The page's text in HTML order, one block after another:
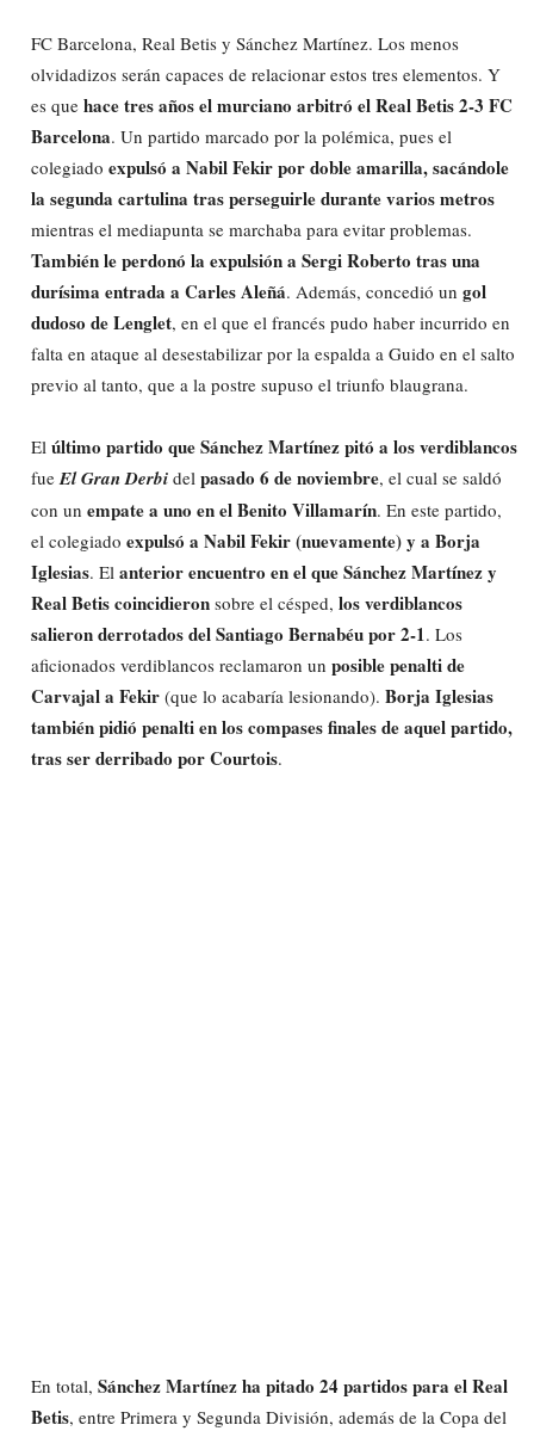
FC Barcelona, Real Betis y Sánchez Martínez. Los menos
olvidadizos serán capaces de relacionar estos tres elementos. Y
es que hace tres años el murciano arbitró el Real Betis 2-3 FC
Barcelona. Un partido marcado por la polémica, pues el
colegiado expulsó a Nabil Fekir por doble amarilla, sacándole
la segunda cartulina tras perseguirle durante varios metros
mientras el mediapunta se marchaba para evitar problemas.
También le perdonó la expulsión a Sergi Roberto tras una
durísima entrada a Carles Aleñá. Además, concedió un gol
dudoso de Lenglet, en el que el francés pudo haber incurrido en
falta en ataque al desestabilizar por la espalda a Guido en el salto
previo al tanto, que a la postre supuso el triunfo blaugrana.
El último partido que Sánchez Martínez pitó a los verdiblancos
fue El Gran Derbi del pasado 6 de noviembre, el cual se saldó
con un empate a uno en el Benito Villamarín. En este partido,
el colegiado expulsó a Nabil Fekir (nuevamente) y a Borja
Iglesias. El anterior encuentro en el que Sánchez Martínez y
Real Betis coincidieron sobre el césped, los verdiblancos
salieron derrotados del Santiago Bernabéu por 2-1. Los
aficionados verdiblancos reclamaron un posible penalti de
Carvajal a Fekir (que lo acabaría lesionando). Borja Iglesias
también pidió penalti en los compases finales de aquel partido,
tras ser derribado por Courtois.
En total, Sánchez Martínez ha pitado 24 partidos para el Real
Betis, entre Primera y Segunda División, además de la Copa del